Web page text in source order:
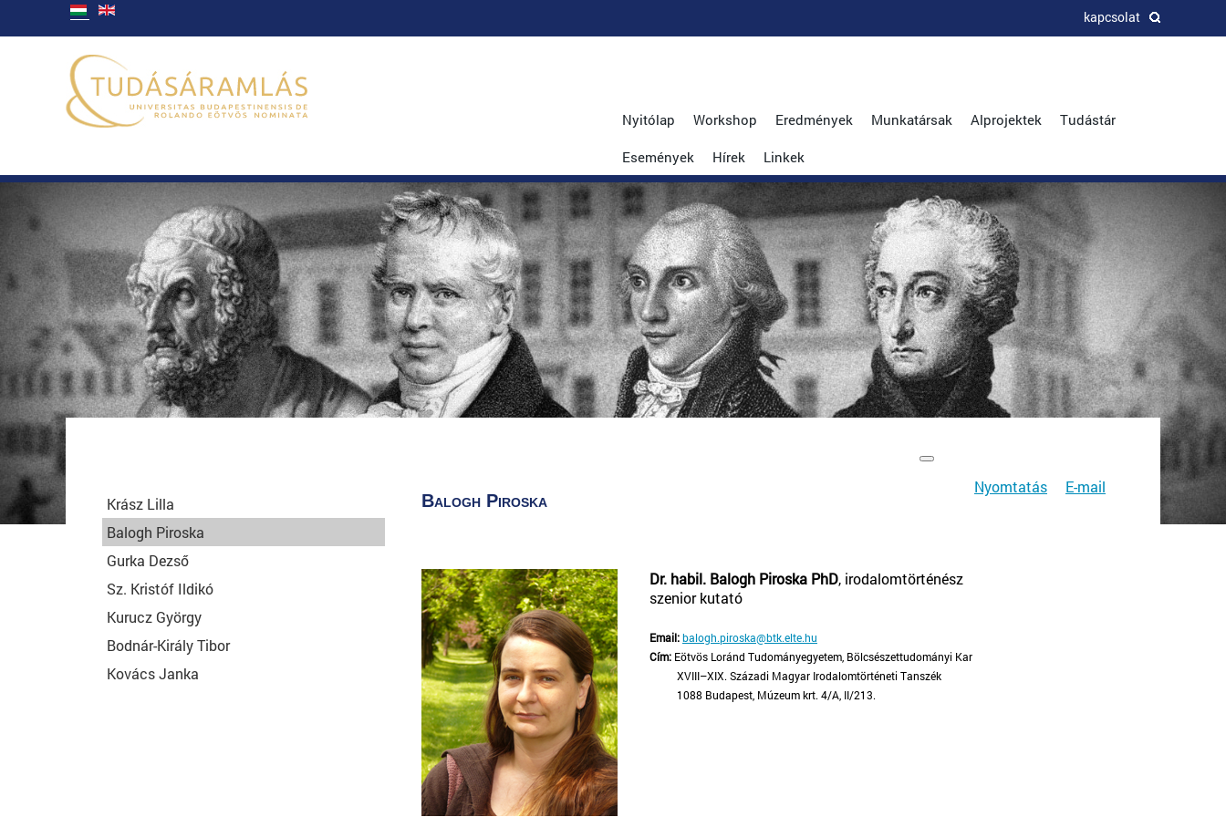
kapcsolat
Nyitólap Workshop Eredmények Munkatársak Alprojektek Tudástár
Események Hírek Linkek
Krász Lilla
Balogh Piroska
Gurka Dezső
Sz. Kristóf Ildikó
Kurucz György
Bodnár-Király Tibor
Kovács Janka
Balogh Piroska
Nyomtatás E-mail
Dr. habil. Balogh Piroska PhD, irodalomtörténész
szenior kutató
Email:balogh.piroska@btk.elte.hu
Cím: Eötvös Loránd Tudományegyetem, Bölcsészettudományi Kar
XVIII–XIX. Századi Magyar Irodalomtörténeti Tanszék
1088 Budapest, Múzeum krt. 4/A, II/213.